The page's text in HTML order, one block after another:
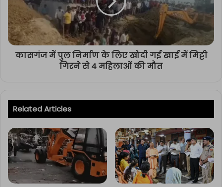
कासगंज में पुल निर्माण के लिए खोदी गई खाई में मिट्टी
गिरने से 4 महिलाओं की मौत
Related Articles